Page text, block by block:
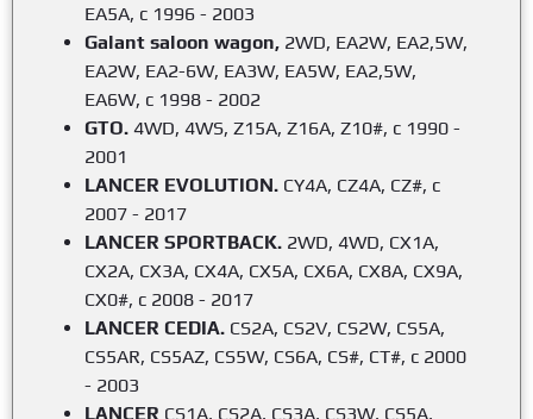
EA5A, c 1996 - 2003
Galant saloon wagon, 2WD, EA2W, EA2,5W,
EA2W, EA2-6W, EA3W, EA5W, EA2,5W,
EA6W, c 1998 - 2002
GTO. 4WD, 4WS, Z15A, Z16A, Z10#, с 1990 -
2001
LANCER EVOLUTION. CY4A, CZ4A, CZ#, с
2007 - 2017
LANCER SPORTBACK. 2WD, 4WD, CX1A,
CX2A, CX3A, CX4A, CX5A, CX6A, CX8A, CX9A,
CX0#, с 2008 - 2017
LANCER CEDIA. CS2A, CS2V, CS2W, CS5A,
CS5AR, CS5AZ, CS5W, CS6A, CS#, CT#, с 2000
- 2003
LANCER CS1A, CS2A, CS3A, CS3W, CS5A,